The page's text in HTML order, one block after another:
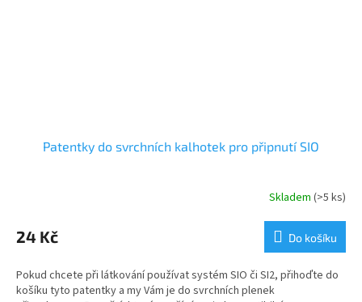
Patentky do svrchních kalhotek pro připnutí SIO
Skladem (>5 ks)
24 Kč Do košíku
Pokud chcete při látkování používat systém SIO či SI2, přihoďte do
košíku tyto patentky a my Vám je do svrchních plenek